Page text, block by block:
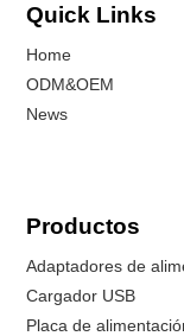
Quick Links
Home
ODM&OEM
News
Productos
Adaptadores de
Cargador USB
Placa de